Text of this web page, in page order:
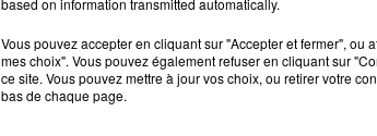
based on information transmitted automatically.
Vous pouvez accepter en cliquant sur "Accepter et fermer",
mes choix". Vous pouvez également refuser en cliquant sur
ce site. Vous pouvez mettre à jour vos choix, ou retirer votre
bas de chaque page.